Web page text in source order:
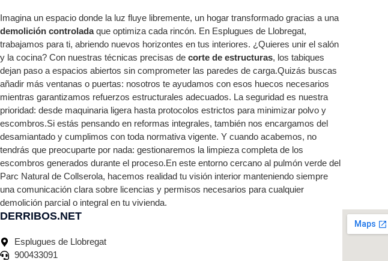
Imagina un espacio donde la luz fluye libremente, un hogar transformado gracias a una
demolición controladaque optimiza cada rincón. En Esplugues de Llobregat,
trabajamos para ti, abriendo nuevos horizontes en tus interiores. ¿Quieres unir el salón
y la cocina? Con nuestras técnicas precisas de corte de estructuras, los tabiques
dejan paso a espacios abiertos sin comprometer las paredes de carga.Quizás buscas
añadir más ventanas o puertas: nosotros te ayudamos con esos huecos necesarios
mientras garantizamos refuerzos estructurales adecuados. La seguridad es nuestra
prioridad: desde maquinaria ligera hasta protocolos estrictos para minimizar polvo y
escombros.Si estás pensando en reformas integrales, también nos encargamos del
desamiantado y cumplimos con toda normativa vigente. Y cuando acabemos, no
tendrás que preocuparte por nada: gestionaremos la limpieza completa de los
escombros generados durante el proceso.En este entorno cercano al pulmón verde del
Parc Natural de Collserola, hacemos realidad tu visión interior manteniendo siempre
una comunicación clara sobre licencias y permisos necesarios para cualquier
demolición parcial o integral en tu vivienda.
DERRIBOS.NET
Esplugues de Llobregat
900433091